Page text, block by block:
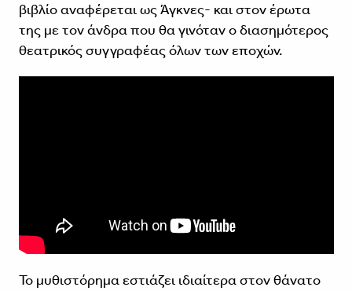
βιβλίο αναφέρεται ως Άγκνες- και στον έρωτα
της με τον άνδρα που θα γινόταν ο διασημότερος
θεατρικός συγγραφέας όλων των εποχών.
Το μυθιστόρημα εστιάζει ιδιαίτερα στον θάνατο